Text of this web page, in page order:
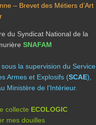
– Brevet des Métiers d’Art
du Syndicat National de la
SNAFAM
sous la supervision du Service
Armes et Explosifs (SCAE),
Ministère de l’Intérieur.
collecte ECOLOGIC
mes douilles